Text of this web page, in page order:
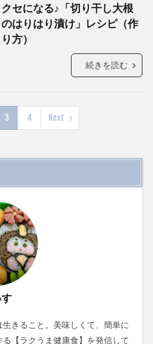
クセになる♪「切り干し大根
のはりはり漬け」レシピ（作
り方）
続きを読む
3 4 Next
きること。美味しくて、簡単に
【ラクうま健康食】を発信して